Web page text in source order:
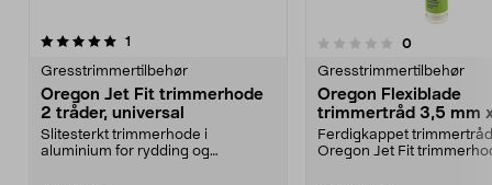
1
Gresstrimmertilbehør
Oregon Jet Fit trimmerhode
2 tråder, universal
Slitesterkt trimmerhode i
aluminium for rydding og
0.0 av 5 stjerner 0anmeldelser
Gresstrimmertilbehør
Oregon Flexiblade
trimmertråd 3,5 mm
cm, 20-pakning
Ferdigkappet
Oregon Jet Fit